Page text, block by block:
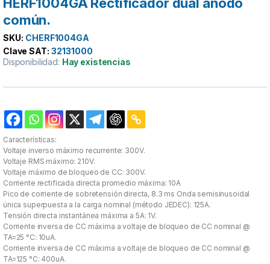
HERF1004GA Rectificador dual ánodo
común.
SKU: CHERF1004GA
Clave SAT: 32131000
Disponibilidad: Hay existencias
Características:
Voltaje inverso máximo recurrente: 300V.
Voltaje RMS máximo: 210V.
Voltaje máximo de bloqueo de CC: 300V.
Corriente rectificada directa promedio máxima: 10A
Pico de corriente de sobretensión directa, 8.3 ms Onda semisinusoidal
única superpuesta a la carga nominal (método JEDEC): 125A.
Tensión directa instantánea máxima a 5A: 1V.
Corriente inversa de CC máxima a voltaje de bloqueo de CC nominal @
TA=25 °C: 10uA.
Corriente inversa de CC máxima a voltaje de bloqueo de CC nominal @
TA=125 °C: 400uA.